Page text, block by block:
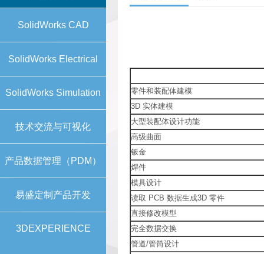
SolidWorks CAD
SolidWorks Electrical
SolidWorks Simulation
技术交流与可视化
产品数据管理（PDM）
易盛定制产品开发
3DEXPERIENCE
零件和装配体建模
3D 实体建模
大型装配体设计功能
高级曲面
钣金
焊件
模具设计
读取 PCB 数据生成3D 零件
直接修改模型
完全数据交换
管道/管筒设计